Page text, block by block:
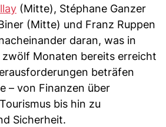
(Mitte), Stéphane Ganzer
(Mitte) und Franz Ruppen
daran, was in
Monaten bereits erreicht
beträfen
– von Finanzen über
bis hin zu
Sicherheit.